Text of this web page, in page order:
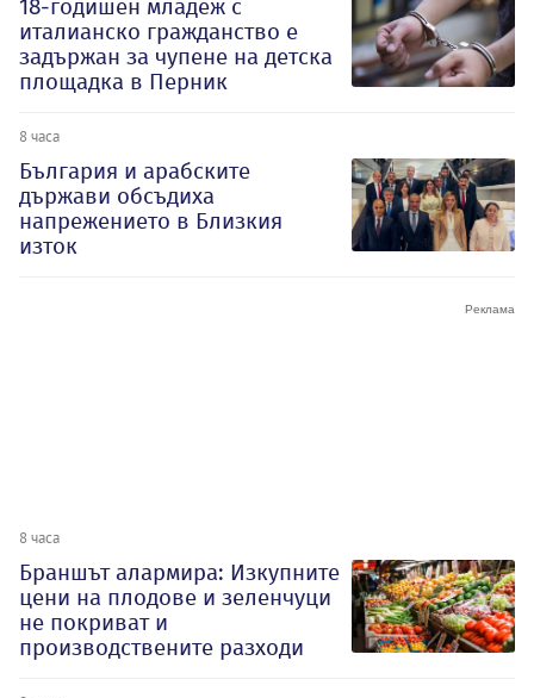
18-годишен младеж с
италианско гражданство е
задържан за чупене на детска
площадка в Перник
8 часа
България и арабските
държави обсъдиха
напрежението в Близкия
изток
8 часа
Браншът алармира: Изкупните
цени на плодове и зеленчуци
не покриват и
производствените разходи